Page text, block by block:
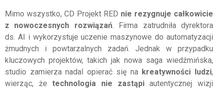
Mimo wszystko, CD Projekt RED nie rezygnuje całkowicie
z nowoczesnych rozwiązań. Firma zatrudniła dyrektora
ds. AI i wykorzystuje uczenie maszynowe do automatyzacji
żmudnych i powtarzalnych zadań. Jednak w przypadku
kluczowych projektów, takich jak nowa saga wiedźmińska,
studio zamierza nadal opierać się na kreatywności ludzi,
wierząc, żetechnologia nie zastąpiautentycznej wizji